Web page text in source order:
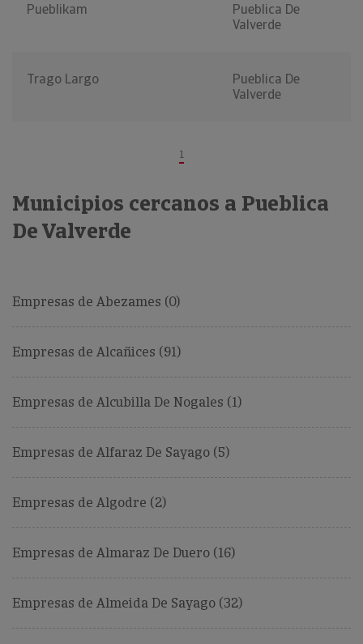
Pueblikam
Pueblica De
Valverde
Trago Largo
Pueblica De
Valverde
1
Municipios cercanos a Pueblica
De Valverde
Empresas de Abezames (0)
Empresas de Alcañices (91)
Empresas de Alcubilla De Nogales (1)
Empresas de Alfaraz De Sayago (5)
Empresas de Algodre (2)
Empresas de Almaraz De Duero (16)
Empresas de Almeida De Sayago (32)